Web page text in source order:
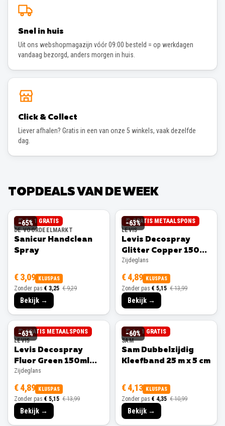
Snel in huis
Uit ons webshopmagazijn vóór 09:00 besteld = op werkdagen
vandaag bezorgd, anders morgen in huis.
Click & Collect
Liever afhalen? Gratis in een van onze 5 winkels, vaak dezelfde
dag.
TOPDEALS VAN DE WEEK
−65%
2 + 1 GRATIS
DE VOORDEELMARKT
Sanicur Handclean
Spray
€ 3,09 KLUSPAS
Zonder pas € 3,25 € 9,29
Bekijk →
−63%
GRATIS METAALSPONS
LEVIS
Levis Decospray
Glitter Copper 150ml
Zijdeglans
Zijdeglans
€ 4,89 KLUSPAS
Zonder pas € 5,15 € 13,99
Bekijk →
−63%
GRATIS METAALSPONS
LEVIS
Levis Decospray
Fluor Green 150ml
Zijdeglans
Zijdeglans
€ 4,89 KLUSPAS
Zonder pas € 5,15 € 13,99
Bekijk →
−60%
1 + 1 GRATIS
SAM
Sam Dubbelzijdig
Kleefband 25 m x 5 cm
€ 4,13 KLUSPAS
Zonder pas € 4,35 € 10,99
Bekijk →